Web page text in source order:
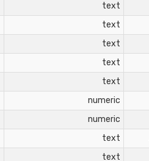
text
text
text
text
text
numeric
numeric
text
text